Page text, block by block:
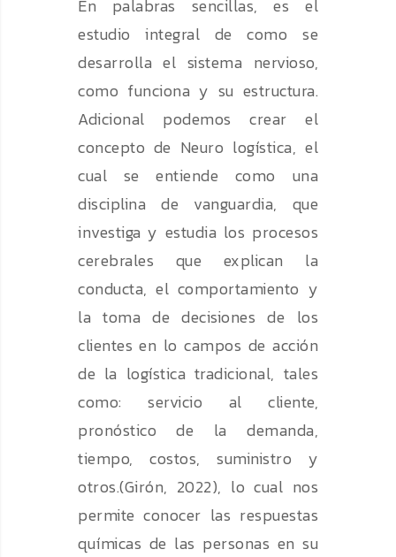
En palabras sencillas, es el
estudio integral de como se
desarrolla el sistema nervioso,
como funciona y su estructura.
Adicional podemos crear el
concepto de Neuro logística, el
cual se entiende como una
disciplina de vanguardia, que
investiga y estudia los procesos
cerebrales que explican la
conducta, el comportamiento y
la toma de decisiones de los
clientes en lo campos de acción
de la logística tradicional, tales
como: servicio al cliente,
pronóstico de la demanda,
tiempo, costos, suministro y
otros.(Girón, 2022), lo cual nos
permite conocer las respuestas
químicas de las personas en su